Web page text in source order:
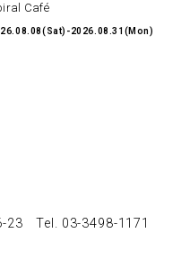
Café
2026.08.31(Mon)
6-23Tel. 03-3498-1171